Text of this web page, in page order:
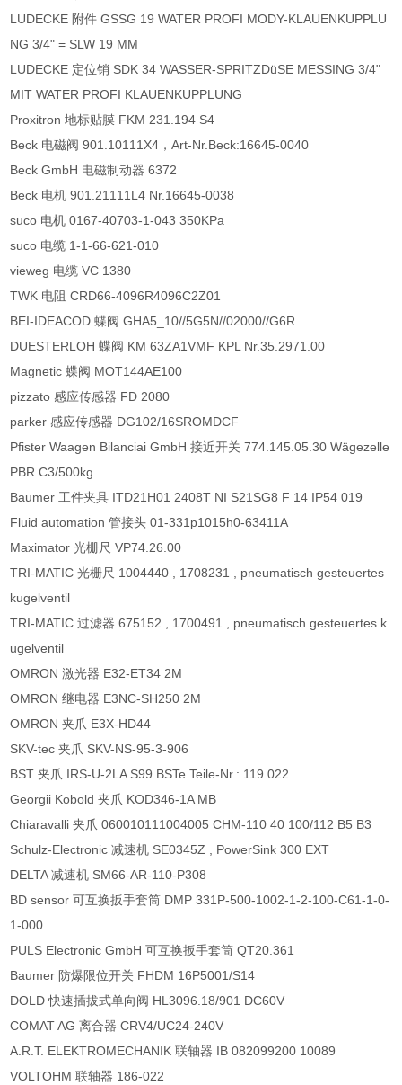
LUDECKE 附件 GSSG 19 WATER PROFI MODY-KLAUENKUPPLU
NG 3/4" = SLW 19 MM
LUDECKE 定位销 SDK 34 WASSER-SPRITZDüSE MESSING 3/4"
MIT WATER PROFI KLAUENKUPPLUNG
Proxitron 地标贴膜 FKM 231.194 S4
Beck 电磁阀 901.10111X4，Art-Nr.Beck:16645-0040
Beck GmbH 电磁制动器 6372
Beck 电机 901.21111L4 Nr.16645-0038
suco 电机 0167-40703-1-043 350KPa
suco 电缆 1-1-66-621-010
vieweg 电缆 VC 1380
TWK 电阻 CRD66-4096R4096C2Z01
BEI-IDEACOD 蝶阀 GHA5_10//5G5N//02000//G6R
DUESTERLOH 蝶阀 KM 63ZA1VMF KPL Nr.35.2971.00
Magnetic 蝶阀 MOT144AE100
pizzato 感应传感器 FD 2080
parker 感应传感器 DG102/16SROMDCF
Pfister Waagen Bilanciai GmbH 接近开关 774.145.05.30 Wägezelle
PBR C3/500kg
Baumer 工件夹具 ITD21H01 2408T NI S21SG8 F 14 IP54 019
Fluid automation 管接头 01-331p1015h0-63411A
Maximator 光栅尺 VP74.26.00
TRI-MATIC 光栅尺 1004440 , 1708231 , pneumatisch gesteuertes
kugelventil
TRI-MATIC 过滤器 675152 , 1700491 , pneumatisch gesteuertes k
ugelventil
OMRON 激光器 E32-ET34 2M
OMRON 继电器 E3NC-SH250 2M
OMRON 夹爪 E3X-HD44
SKV-tec 夹爪 SKV-NS-95-3-906
BST 夹爪 IRS-U-2LA S99 BSTe Teile-Nr.: 119 022
Georgii Kobold 夹爪 KOD346-1A MB
Chiaravalli 夹爪 060010111004005 CHM-110 40 100/112 B5 B3
Schulz-Electronic 减速机 SE0345Z , PowerSink 300 EXT
DELTA 减速机 SM66-AR-110-P308
BD sensor 可互换扳手套筒 DMP 331P-500-1002-1-2-100-C61-1-0-
1-000
PULS Electronic GmbH 可互换扳手套筒 QT20.361
Baumer 防爆限位开关 FHDM 16P5001/S14
DOLD 快速插拔式单向阀 HL3096.18/901 DC60V
COMAT AG 离合器 CRV4/UC24-240V
A.R.T. ELEKTROMECHANIK 联轴器 IB 082099200 10089
VOLTOHM 联轴器 186-022